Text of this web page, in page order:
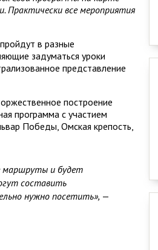
Практически все мероприятия
в разные
задуматься уроки
представление
построение
программа с участием
Победы, Омская крепость,
маршруты и будет
составить
нужно посетить», —